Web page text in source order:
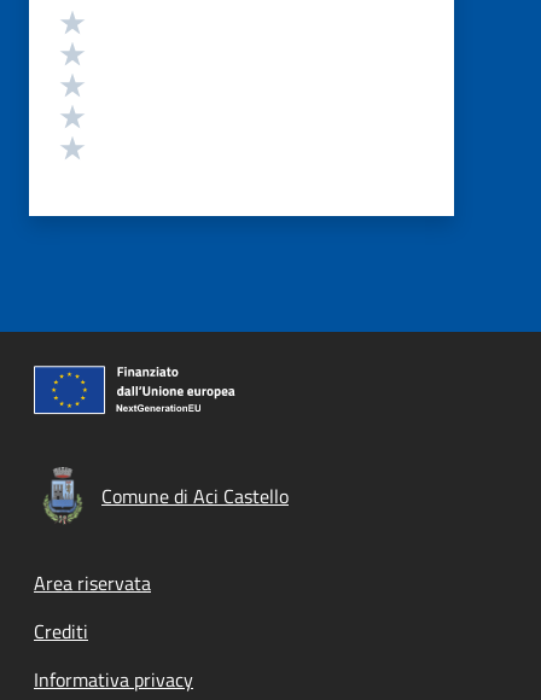
Valutazione
Comune di Aci Castello
Footer menu
Area riservata
Crediti
Informativa privacy